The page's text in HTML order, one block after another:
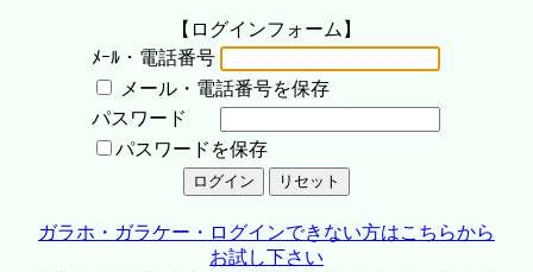
【ログインフォーム】
ﾒｰﾙ・電話番号
メール・電話番号を保存
パスワード
パスワードを保存
ガラホ・ガラケー・ログインできない方はこちらから
お試し下さい